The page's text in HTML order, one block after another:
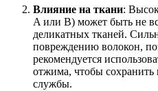
Влияние на ткани:
A или B) может быть не
деликатных тканей.
повреждению волокон,
рекомендуется
отжима, чтобы сохранить
службы.